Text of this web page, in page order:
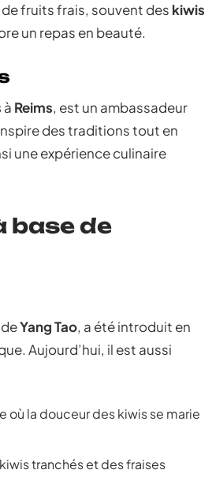
fruits frais, souvent des kiwis
un repas en beauté.
à Reims, est un ambassadeur
des traditions tout en
une expérience culinaire
base de
Yang Tao, a été introduit en
Aujourd’hui, il est aussi
où la douceur des kiwis se marie
tranchés et des fraises